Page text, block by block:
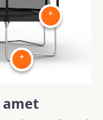
+
+
amet